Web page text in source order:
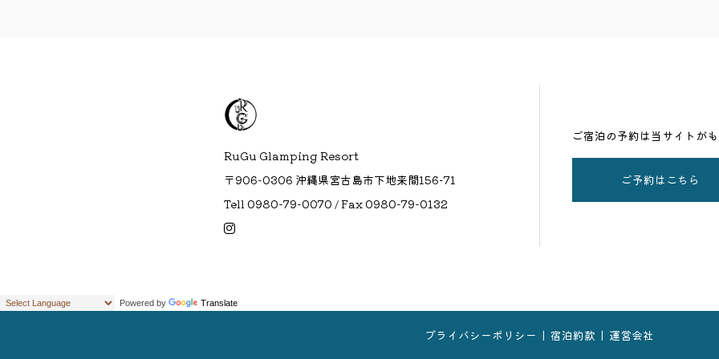
RuGu Glamping Resort
〒906-0306 沖縄県宮古島市下地来間156−71
Tell 0980-79-0070 / Fax 0980-79-0132
ご宿泊の予約は当サイトがも
ご予約はこちら
Powered by Translate
プライバシーポリシー 宿泊約款 運営会社